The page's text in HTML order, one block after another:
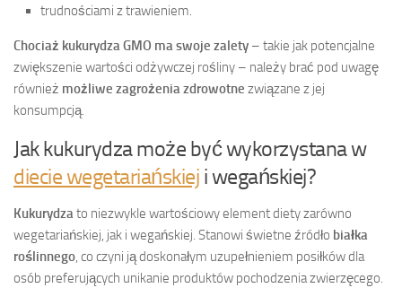
trudnościami z trawieniem.
Chociaż kukurydza GMO ma swoje zalety – takie jak potencjalne
zwiększenie wartości odżywczej rośliny – należy brać pod uwagę
również możliwe zagrożenia zdrowotne związane z jej
konsumpcją.
Jak kukurydza może być wykorzystana w
diecie wegetariańskiej i wegańskiej?
Kukurydzato niezwykle wartościowy element diety zarówno
wegetariańskiej, jak i wegańskiej. Stanowi świetne źródło białka
roślinnego, co czyni ją doskonałym uzupełnieniem posiłków dla
osób preferujących unikanie produktów pochodzenia zwierzęcego.